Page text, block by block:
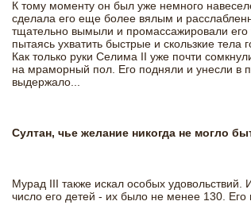
К тому моменту он был уже немного
сделала его еще более вялым и
тщательно вымыли и промассажировали его
пытаясь ухватить быстрые и скользкие тела
Как только руки Селима II уже почти
на мраморный пол. Его подняли и унесли в
выдержало...
Султан, чье желание никогда не могло
Мурад III также искал особых удовольствий.
число его детей - их было не менее 130. Его